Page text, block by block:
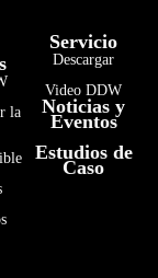
la
Servicio
Descargar
Video DDW
Noticias y
Eventos
Estudios de
Caso